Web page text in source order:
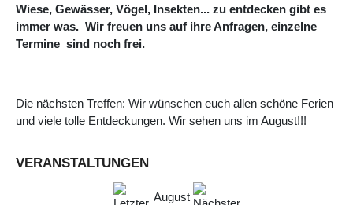
Wiese, Gewässer, Vögel, Insekten... zu entdecken gibt es
immer was. Wir freuen uns auf ihre Anfragen, einzelne
Termine sind noch frei.
Die nächsten Treffen: Wir wünschen euch allen schöne Ferien
und viele tolle Entdeckungen. Wir sehen uns im August!!!
VERANSTALTUNGEN
August